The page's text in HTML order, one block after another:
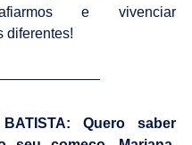
e vivenciar
diferentes!
BATISTA: Quero saber